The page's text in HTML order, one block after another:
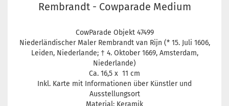
Rembrandt - Cowparade Medium
CowParade Objekt 47499
Niederländischer Maler Rembrandt van Rijn (* 15. Juli 1606,
Leiden, Niederlande; † 4. Oktober 1669, Amsterdam,
Niederlande)
Ca. 16,5 x 11 cm
Inkl. Karte mit Informationen über Künstler und
Ausstellungsort